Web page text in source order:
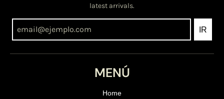
latest arrivals.
IR
MENÚ
Home